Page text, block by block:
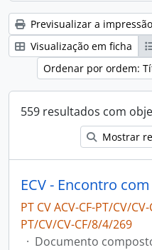
Previsualizar a impressão
Visualização em ficha
Ordenar por ordem:
559 resultados com
Mostrar
PT CV ACV-CF-PT/CV/
PT/CV/CV-CF/8/4/269
· Documento